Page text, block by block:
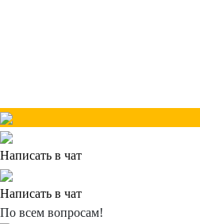
Написать в чат
Написать в чат
По всем вопросам!